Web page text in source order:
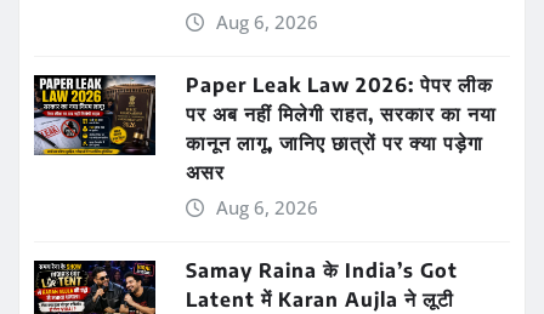
Aug 6, 2026
Paper Leak Law 2026: पेपर लीक
पर अब नहीं मिलेगी राहत, सरकार का नया
कानून लागू, जानिए छात्रों पर क्या पड़ेगा
असर
Aug 6, 2026
Samay Raina के India’s Got
Latent में Karan Aujla ने लूटी